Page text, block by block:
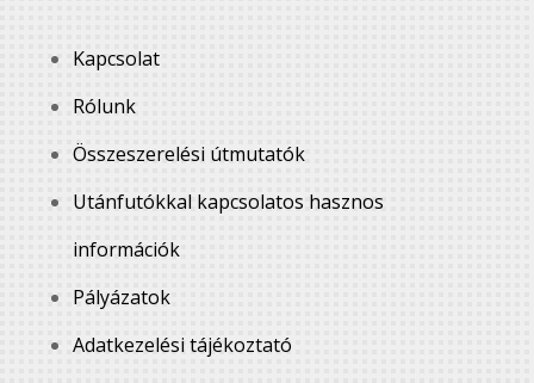
Kapcsolat
Rólunk
Összeszerelési útmutatók
Utánfutókkal kapcsolatos hasznos
információk
Pályázatok
Adatkezelési tájékoztató